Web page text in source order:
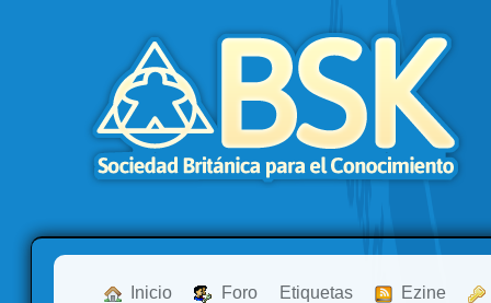
Inicio Foro Etiquetas Ezine